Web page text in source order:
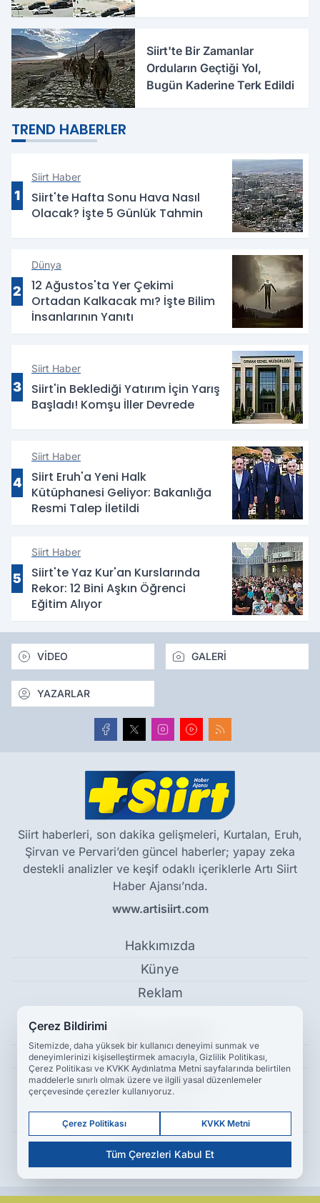
Siirt'te Bir Zamanlar
Orduların Geçtiği Yol,
Bugün Kaderine Terk Edildi
TREND HABERLER
1
Siirt Haber
Siirt'te Hafta Sonu Hava Nasıl
Olacak? İşte 5 Günlük Tahmin
2
Dünya
12 Ağustos'ta Yer Çekimi
Ortadan Kalkacak mı? İşte Bilim
İnsanlarının Yanıtı
3
Siirt Haber
Siirt'in Beklediği Yatırım İçin Yarış
Başladı! Komşu İller Devrede
4
Siirt Haber
Siirt Eruh'a Yeni Halk
Kütüphanesi Geliyor: Bakanlığa
Resmi Talep İletildi
5
Siirt Haber
Siirt'te Yaz Kur'an Kurslarında
Rekor: 12 Bini Aşkın Öğrenci
Eğitim Alıyor
VİDEO GALERİ
YAZARLAR
Siirt haberleri, son dakika gelişmeleri, Kurtalan, Eruh,
Şirvan ve Pervari’den güncel haberler; yapay zeka
destekli analizler ve keşif odaklı içeriklerle Artı Siirt
Haber Ajansı’nda.
www.artisiirt.com
Hakkımızda
Künye
Reklam
Gizlilik Politikası
Çerez Politikası
KVKK Metni
İletişim Bilgileri
Çerez Bildirimi
Sitemizde, daha yüksek bir kullanıcı deneyimi sunmak ve
deneyimlerinizi kişiselleştirmek amacıyla, Gizlilik Politikası,
Çerez Politikası ve KVKK Aydınlatma Metni sayfalarında belirtilen
maddelerle sınırlı olmak üzere ve ilgili yasal düzenlemeler
çerçevesinde çerezler kullanıyoruz.
Çerez Politikası KVKK Metni
Tüm Çerezleri Kabul Et